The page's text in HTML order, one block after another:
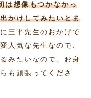
は想像もつかなかっ
かけしてみたいとま
三平先生のおかげで
人気な先生なので、
みたいなので、お身
も頑張ってくださ